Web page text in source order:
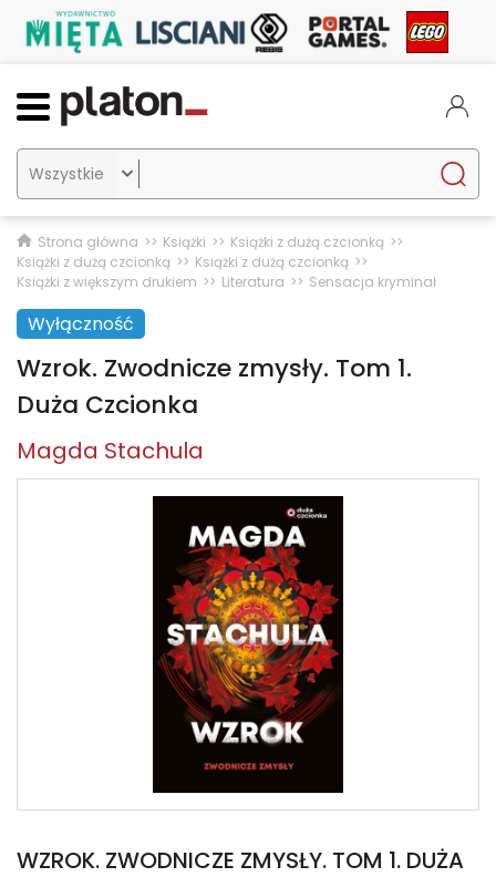

Strona główna Książki
Książki z dużą czcionką
Książki z dużą czcionką
Książki z dużą czcionką
Książki z większym drukiem
Literatura Sensacja kryminał
Wyłączność
Wzrok. Zwodnicze zmysły. Tom 1.
Duża Czcionka
Magda Stachula
WZROK. ZWODNICZE ZMYSŁY. TOM 1. DUŻA